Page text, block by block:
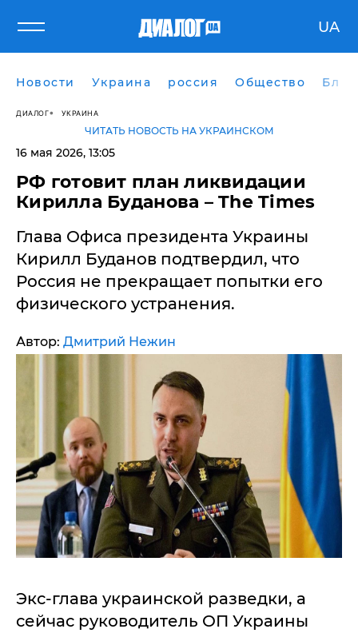
UA
Новости Украина россия Общество
ДИАЛОГ УКРАИНА
ЧИТАТЬ НОВОСТЬ НА УКРАИНСКОМ
16 мая 2026, 13:05
РФ готовит план ликвидации
Кирилла Буданова – The Times
Глава Офиса президента Украины
Кирилл Буданов подтвердил, что
Россия не прекращает попытки его
физического устранения.
Автор: Дмитрий Нежин
Экс-глава украинской разведки, а
сейчас руководитель ОП Украины